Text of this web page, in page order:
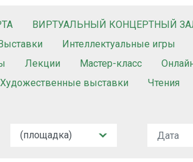
ВИРТУАЛЬНЫЙ КОНЦЕРТНЫЙ
Выставки Интеллектуальные игры
Лекции Мастер-класс
Художественные выставки Чтения